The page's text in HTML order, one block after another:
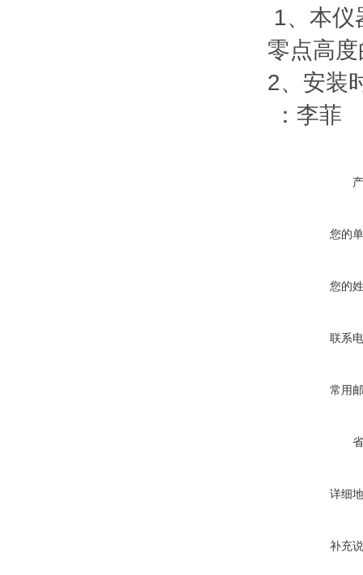
1、本
零点高
2、安装
：李菲
您的
您的
联系
常用
详细
补充